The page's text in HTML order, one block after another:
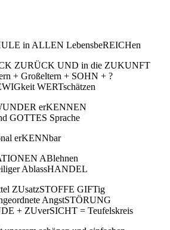
in ALLEN LebensbeREICHen
ZURÜCK UND in die ZUKUNFT
+ Großeltern + SOHN + ?
WERTschätzen
erKENNEN
GOTTES Sprache
erKENNbar
ABlehnen
AblassHANDEL
ZUsatzSTOFFE GIFTig
AngstSTÖRUNG
+ ZUverSICHT = Teufelskreis